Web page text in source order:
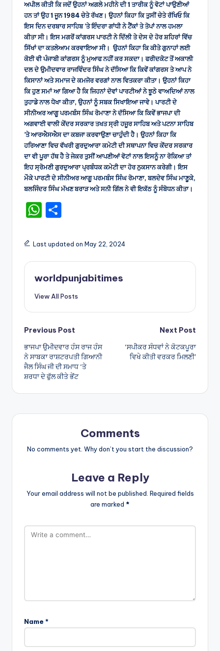
ਅਪੀਲ ਕੀਤੀ ਕਿ ਜਦੋਂ ਉਹਨਾਂ ਅਗਲੇ ਮਹੀਨੇ ਦੀ 1 ਤਾਰੀਕ ਨੂੰ ਵੋਟਾਂ ਪਾਉਣੀਆਂ
ਹਨ ਤਾਂ ਉਹ 1 ਜੂਨ 1984 ਚੇਤੇ ਰੱਖਣ। ਉਹਨਾਂ ਕਿਹਾ ਕਿ ਤੁਸੀਂ ਚੇਤੇ ਰੱਖਿਓ ਕਿ
ਇਸ ਦਿਨ ਦਰਬਾਰ ਸਾਹਿਬ ’ਤੇ ਇੰਦਰਾ ਗਾਂਧੀ ਨੇ ਟੈਂਕਾਂ ਤੇ ਤੋਪਾਂ ਨਾਲ ਹਮਲਾ
ਕੀਤਾ ਸੀ। ਇਸ ਮਗਰੋਂ ਕਾਂਗਰਸ ਪਾਰਟੀ ਨੇ ਦਿੱਲੀ ਤੇ ਦੇਸ ਦੇ ਹੋਰ ਸ਼ਹਿਰਾਂ ਵਿੱਚ
ਸਿੱਖਾਂ ਦਾ ਕਤਲੇਆਮ ਕਰਵਾਇਆ ਸੀ। ਉਹਨਾਂ ਕਿਹਾ ਕਿ ਕੀਤੇ ਗੁਨਾਹਾਂ ਲਈ
ਕੋਈ ਵੀ ਪੰਜਾਬੀ ਕਾਂਗਰਸ ਨੂੰ ਮੁਆਫ ਨਹੀਂ ਕਰ ਸਕਦਾ। ਫਰੀਦਕੋਟ ਤੋਂ ਅਕਾਲੀ
ਦਲ ਦੇ ਉਮੀਦਵਾਰ ਰਾਜਵਿੰਦਰ ਸਿੰਘ ਨੇ ਦੱਸਿਆ ਕਿ ਕਿਵੇਂ ਕਾਂਗਰਸ ਤੇ ਆਪ ਨੇ
ਕਿਸਾਨਾਂ ਅਤੇ ਸਮਾਜ ਦੇ ਕਮਜੋਰ ਵਰਗਾਂ ਨਾਲ ਵਿਤਕਰਾ ਕੀਤਾ। ਉਹਨਾਂ ਕਿਹਾ
ਕਿ ਹੁਣ ਸਮਾਂ ਆ ਗਿਆ ਹੈ ਕਿ ਜਿਹਨਾਂ ਦੋਵਾਂ ਪਾਰਟੀਆਂ ਨੇ ਝੂਠੇ ਵਾਅਦਿਆਂ ਨਾਲ
ਤੁਹਾਡੇ ਨਾਲ ਧੋਖਾ ਕੀਤਾ, ਉਹਨਾਂ ਨੂੰ ਸਬਕ ਸਿਖਾਇਆ ਜਾਵੇ। ਪਾਰਟੀ ਦੇ
ਸੀਨੀਅਰ ਆਗੂ ਪਰਮਬੰਸ ਸਿੰਘ ਰੋਮਾਣਾ ਨੇ ਦੱਸਿਆ ਕਿ ਕਿਵੇਂ ਭਾਜਪਾ ਦੀ
ਅਗਵਾਈ ਵਾਲੀ ਕੇਂਦਰ ਸਰਕਾਰ ਤਖਤ ਸ੍ਰੀ ਹਜੂਰ ਸਾਹਿਬ ਅਤੇ ਪਟਨਾ ਸਾਹਿਬ
’ਤੇ ਆਰਐਸਐਸ ਦਾ ਕਬਜਾ ਕਰਵਾਉਣਾ ਚਾਹੁੰਦੀ ਹੈ। ਉਹਨਾਂ ਕਿਹਾ ਕਿ
ਹਰਿਆਣਾ ਵਿਚ ਵੱਖਰੀ ਗੁਰਦੁਆਰਾ ਕਮੇਟੀ ਦੀ ਸਥਾਪਨਾ ਵਿਚ ਕੇਂਦਰ ਸਰਕਾਰ
ਦਾ ਵੀ ਪੂਰਾ ਹੱਥ ਹੈ ਤੇ ਜੇਕਰ ਤੁਸੀਂ ਆਪਣੀਆਂ ਵੋਟਾਂ ਨਾਲ ਇਸਨੂੰ ਨਾ ਰੋਕਿਆ ਤਾਂ
ਇਹ ਸ੍ਰੋਮਣੀ ਗੁਰਦੁਆਰਾ ਪ੍ਰਬੰਧਕ ਕਮੇਟੀ ਦਾ ਹੋਰ ਨੁਕਸਾਨ ਕਰੇਗੀ। ਇਸ
ਮੌਕੇ ਪਾਰਟੀ ਦੇ ਸੀਨੀਅਰ ਆਗੂ ਪਰਮਬੰਸ ਸਿੰਘ ਰੋਮਾਣਾ, ਬਲਦੇਵ ਸਿੰਘ ਮਾਣੂਕੇ,
ਬਲਜਿੰਦਰ ਸਿੰਘ ਮੱਖਣ ਬਰਾੜ ਅਤੇ ਸਨੀ ਗਿੱਲ ਨੇ ਵੀ ਇਕੱਠ ਨੂੰ ਸੰਬੋਧਨ ਕੀਤਾ।
W
a
ts
A
p
ar
e
Last updated on May 22, 2024
worldpunjabitimes
View All Posts
Post
navigation
Previous Post
ਭਾਜਪਾ ਉਮੀਦਵਾਰ ਹੰਸ ਰਾਜ ਹੰਸ
ਨੇ ਸਾਬਕਾ ਰਾਸ਼ਟਰਪਤੀ ਗਿਆਨੀ
ਜੈਲ ਸਿੰਘ ਜੀ ਦੀ ਸਮਾਧ ‘ਤੇ
ਸ਼ਰਧਾ ਦੇ ਫੁੱਲ ਕੀਤੇ ਭੇਂਟ
Next Post
‘ਸਪੀਕਰ ਸੰਧਵਾਂ ਨੇ ਕੋਟਕਪੂਰਾ
ਵਿਖੇ ਕੀਤੀ ਵਰਕਰ ਮਿਲਣੀ’
Comments
No comments yet. Why don’t you start the discussion?
Leave a Reply
Your email address will not be published. Required fields
are marked *
Name *